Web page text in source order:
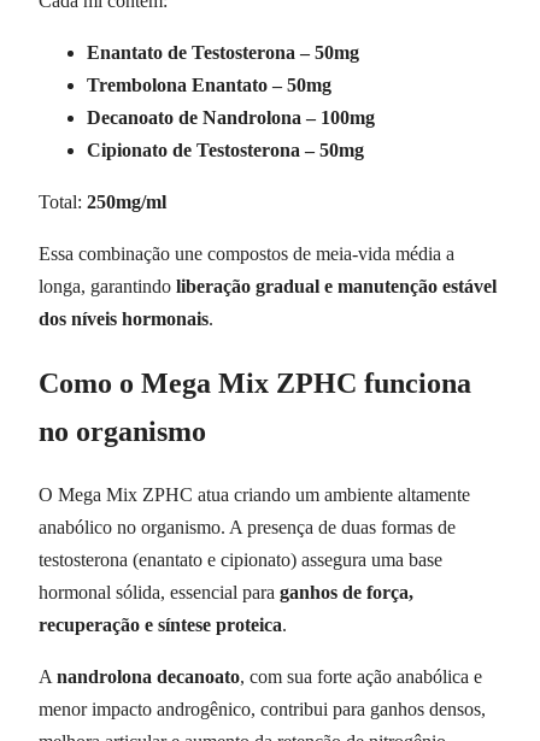
Enantato de Testosterona – 50mg
Trembolona Enantato – 50mg
Decanoato de Nandrolona – 100mg
Cipionato de Testosterona – 50mg
Total: 250mg/ml
Essa combinação une compostos de meia-vida média a
longa, garantindo liberação gradual e manutenção estável
dos níveis hormonais.
Como o Mega Mix ZPHC funciona
no organismo
O Mega Mix ZPHC atua criando um ambiente altamente
anabólico no organismo. A presença de duas formas de
testosterona (enantato e cipionato) assegura uma base
hormonal sólida, essencial para ganhos de força,
recuperação e síntese proteica.
Anandrolona decanoato, com sua forte ação anabólica e
menor impacto androgênico, contribui para ganhos densos,